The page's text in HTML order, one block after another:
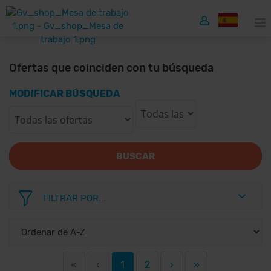
Ofertas que coinciden con tu búsqueda
MODIFICAR BÚSQUEDA
BUSCAR
FILTRAR POR...
« ‹ 1 2 › »